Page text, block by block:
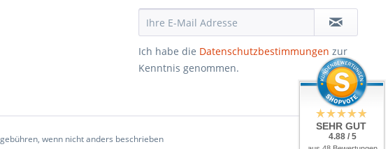
Ich habe die Datenschutzbestimmungen zur
Kenntnis genommen.
wenn nicht anders beschrieben
SEHR GUT
4.88 / 5